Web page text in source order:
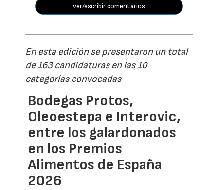
ver/escribir comentarios
En esta edición se presentaron un total
de 163 candidaturas en las 10
categorías convocadas
Bodegas Protos,
Oleoestepa e Interovic,
entre los galardonados
en los Premios
Alimentos de España
2026